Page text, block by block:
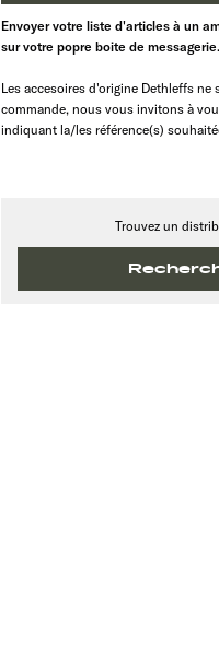
Envoyer votre liste d'articles à un
sur votre popre boite de messagerie.
Les accesoires d'origine Dethleffs
commande, nous vous invitons à
indiquant la/les référence(s)
Trouvez un